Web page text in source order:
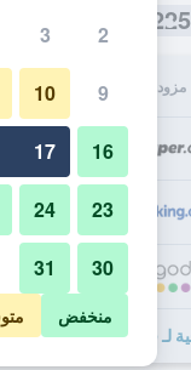
225 ﷼
مزود
2
3
9
10
16
17
23
24
30
31
منخفض